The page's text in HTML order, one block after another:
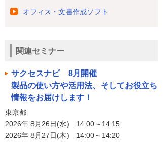
オフィス・文書作成ソフト
関連セミナー
サクセスナビ 8月開催
製品の使い方や活用法、そしてお役立ち
情報をお届けします！
東京都
2026年 8月26日(水) 14:00～14:15
2026年 8月27日(木) 14:00～14:20